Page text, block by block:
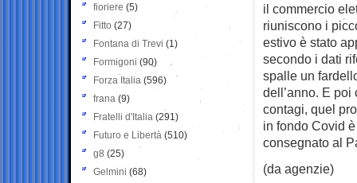
il commercio
riuniscono i
estivo è stato
secondo i dati
spalle un
dell’anno. E
contagi, quel
in fondo Covid
consegnato al
(da agenzie)
fioriere (5)
Fitto (27)
Fontana di Trevi (1)
Formigoni (90)
Forza Italia (596)
frana (9)
Fratelli d'Italia (291)
Futuro e Libertà (510)
g8 (25)
Gelmini (68)